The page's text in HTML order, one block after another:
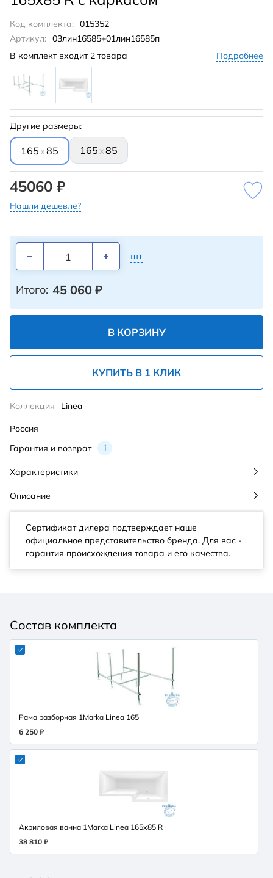
Код комплекта: 015352
Артикул: 03лин16585+01лин16585п
В комплект входит 2 товара Подробнее
Другие размеры:
165 x85 165 x85
45060 ₽
Нашли дешевле?
шт
Итого: 45 060 ₽
В КОРЗИНУ
КУПИТЬ В 1 КЛИК
Гарантия и возврат i
Коллекция Linea
Россия
Характеристики
Описание
Сертификат дилера подтверждает наше
официальное представительство бренда. Для вас -
гарантия происхождения товара и его качества.
Состав комплекта
Рама разборная 1Marka Linea 165
6 250 ₽
Акриловая ванна 1Marka Linea 165х85 R
38 810 ₽